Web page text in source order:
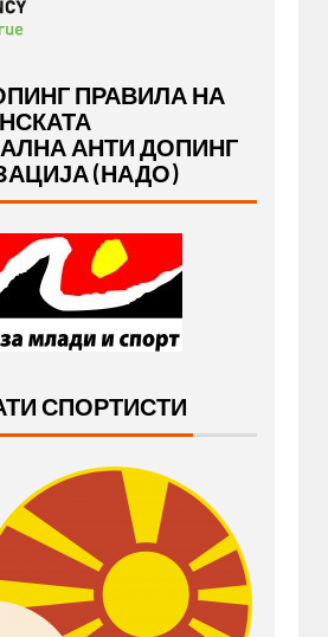
ПРАВИЛА НА
АНТИ ДОПИНГ
(НАДО)
СПОРТИСТИ